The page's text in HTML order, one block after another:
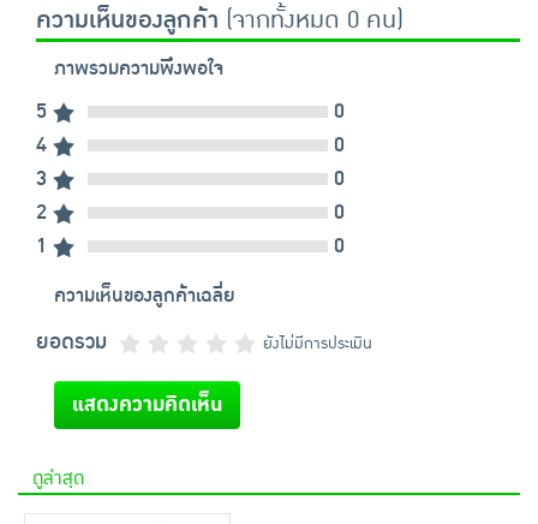
ความเห็นของลูกค้า (จากทั้งหมด 0 คน)
ภาพรวมความพึงพอใจ
5
0
4
0
3
0
2
0
1
0
ความเห็นของลูกค้าเฉลี่ย
ยอดรวม ยังไม่มีการประเมิน
แสดงความคิดเห็น
ดูล่าสุด